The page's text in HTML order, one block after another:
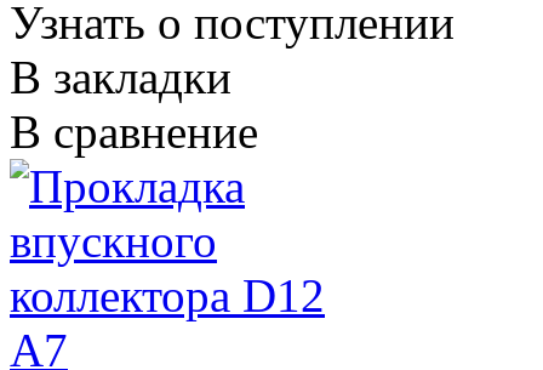
Узнать о поступлении
В закладки
В сравнение